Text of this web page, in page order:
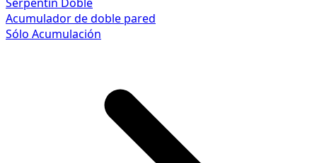
Acumulador de doble pared
Sólo Acumulación